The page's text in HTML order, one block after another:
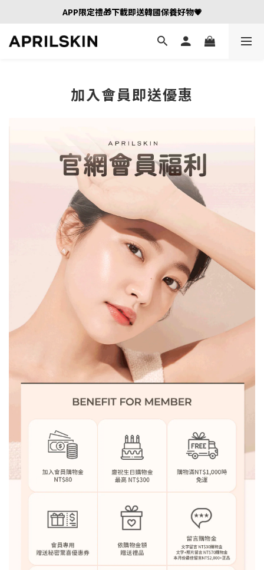
APP限定禮🎁下載即送韓國保養好物💗
加入會員即送優惠